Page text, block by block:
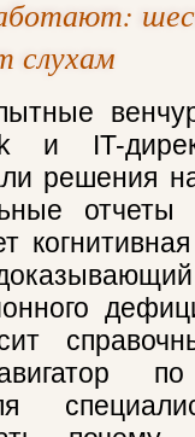
слухам
и IT-
решения